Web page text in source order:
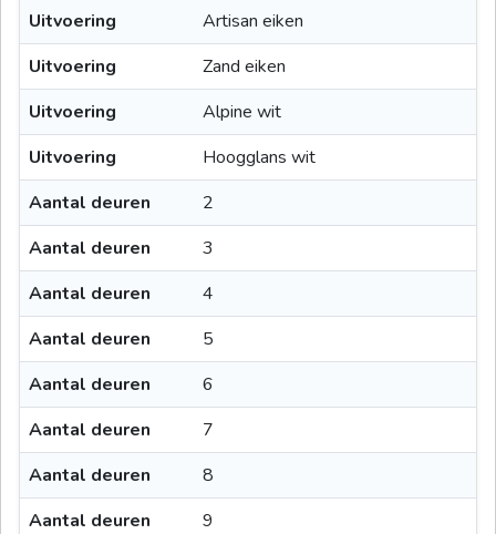
Uitvoering
Artisan eiken
Uitvoering
Zand eiken
Uitvoering
Alpine wit
Uitvoering
Hoogglans wit
Aantal deuren
2
Aantal deuren
3
Aantal deuren
4
Aantal deuren
5
Aantal deuren
6
Aantal deuren
7
Aantal deuren
8
Aantal deuren
9